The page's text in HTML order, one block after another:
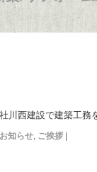
川西建設で建築工
お知らせ, ご挨拶